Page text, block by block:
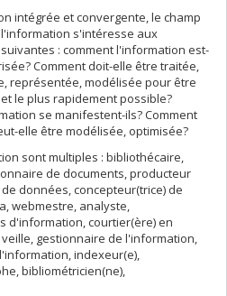
intégrée et convergente, le champ
s'intéresse aux
: comment l'information est-
Comment doit-elle être traitée,
représentée, modélisée pour être
le plus rapidement possible?
se manifestent-ils? Comment
elle être modélisée, optimisée?
sont multiples : bibliothécaire,
de documents, producteur
données, concepteur(trice) de
webmestre, analyste,
d'information, courtier(ère) en
gestionnaire de l'information,
indexeur(e),
bibliométricien(ne),